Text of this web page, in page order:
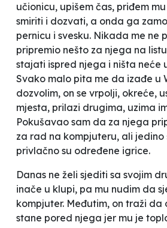
učionicu, upišem čas, priđem
smiriti i dozvati, a onda ga
pernicu i svesku. Nikada me ne
pripremio nešto za njega na
stajati ispred njega i ništa neće
Svako malo pita me da izađe u
dozvolim, on se vrpolji, okreće,
mjesta, prilazi drugima, uzima
Pokušavao sam da za njega
za rad na kompjuteru, ali jedino
privlačno su određene igrice.
Danas ne želi sjediti sa svojim
inače u klupi, pa mu nudim da
kompjuter. Međutim, on traži da
stane pored njega jer mu je